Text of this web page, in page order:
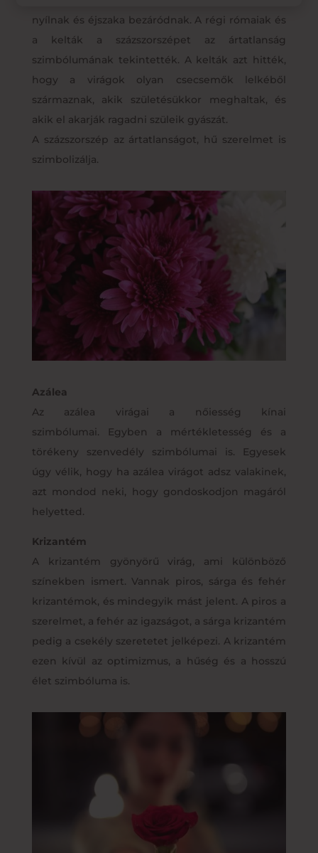
nyílnak és éjszaka bezáródnak. A régi rómaiak és
a kelták a százszorszépet az ártatlanság
szimbólumának tekintették. A kelták azt hitték,
hogy a virágok olyan csecsemők lelkéből
származnak, akik születésükkor meghaltak, és
akik el akarják ragadni szüleik gyászát.
A százszorszép az ártatlanságot, hű szerelmet is
szimbolizálja.
Azálea
Az azálea virágai a nőiesség kínai
szimbólumai. Egyben a mértékletesség és a
törékeny szenvedély szimbólumai is. Egyesek
úgy vélik, hogy ha azálea virágot adsz valakinek,
azt mondod neki, hogy gondoskodjon magáról
helyetted.
Krizantém
A krizantém gyönyörű virág, ami különböző
színekben ismert. Vannak piros, sárga és fehér
krizantémok, és mindegyik mást jelent. A piros a
szerelmet, a fehér az igazságot, a sárga krizantém
pedig a csekély szeretetet jelképezi. A krizantém
ezen kívül az optimizmus, a hűség és a hosszú
élet szimbóluma is.